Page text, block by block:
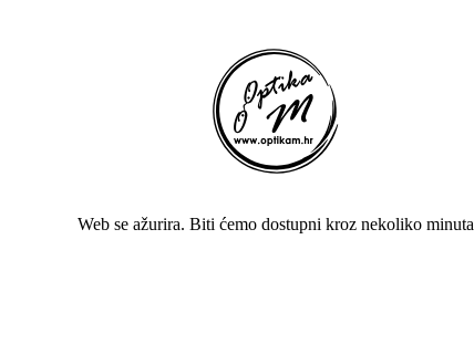
Web se ažurira. Biti ćemo dostupni kroz nekoliko minuta